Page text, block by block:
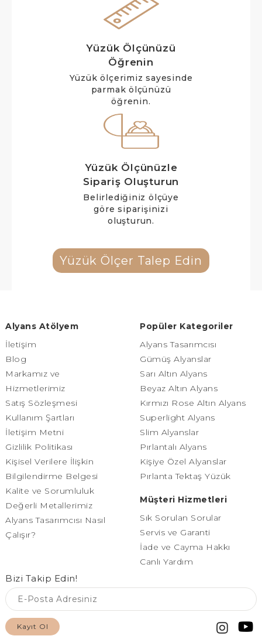
Yüzük Ölçünüzü
Öğrenin
Yüzük ölçerimiz sayesinde
parmak ölçünüzü
öğrenin.
Yüzük Ölçünüzle
Sipariş Oluşturun
Belirlediğiniz ölçüye
göre siparişinizi
oluşturun.
Yüzük Ölçer Talep Edin
Alyans Atölyem
İletişim
Blog
Markamız ve
Hizmetlerimiz
Satış Sözleşmesi
Kullanım Şartları
İletişim Metni
Gizlilik Politikası
Kişisel Verilere İlişkin
Bilgilendirme Belgesi
Kalite ve Sorumluluk
Değerli Metallerimiz
Alyans Tasarımcısı Nasıl
Çalışır?
Popüler Kategoriler
Alyans Tasarımcısı
Gümüş Alyanslar
Sarı Altın Alyans
Beyaz Altın Alyans
Kırmızı Rose Altın Alyans
Superlight Alyans
Slim Alyanslar
Pırlantalı Alyans
Kişiye Özel Alyanslar
Pırlanta Tektaş Yüzük
Müşteri Hizmetleri
Sık Sorulan Sorular
Servis ve Garanti
İade ve Cayma Hakkı
Canlı Yardım
Bizi Takip Edin!
Kayıt Ol